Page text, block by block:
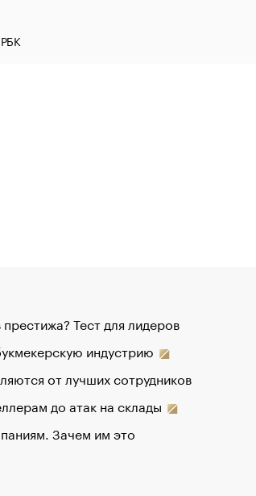
Тест для лидеров
индустрию
от лучших сотрудников
до атак на склады
Зачем им это